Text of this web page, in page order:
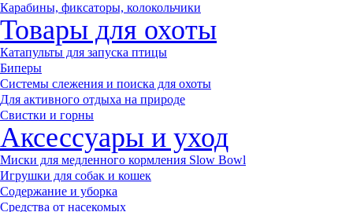
Карабины, фиксаторы, колокольчики
Товары для охоты
Катапульты для запуска птицы
Биперы
Системы слежения и поиска для охоты
Для активного отдыха на природе
Свистки и горны
Аксессуары и уход
Миски для медленного кормления Slow Bowl
Игрушки для собак и кошек
Содержание и уборка
Средства от насекомых